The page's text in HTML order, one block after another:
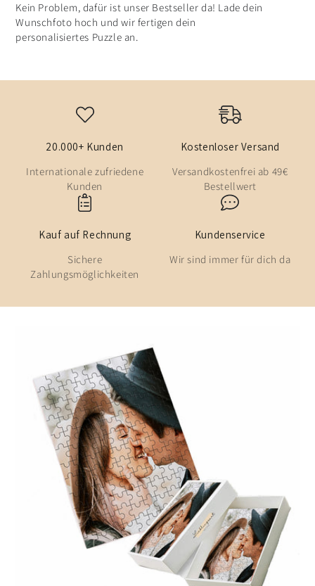
Kein Problem, dafür ist unser Bestseller da! Lade dein
Wunschfoto hoch und wir fertigen dein
personalisiertes Puzzle an.
20.000+ Kunden
Internationale zufriedene
Kunden
Kostenloser Versand
Versandkostenfrei ab 49€
Bestellwert
Kauf auf Rechnung
Sichere
Zahlungsmöglichkeiten
Kundenservice
Wir sind immer für dich da